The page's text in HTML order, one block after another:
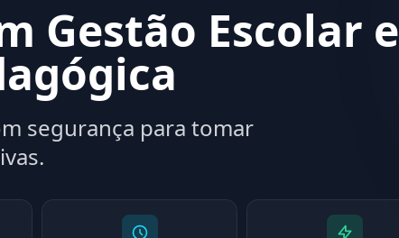
Gestão Escolar e
segurança para tomar